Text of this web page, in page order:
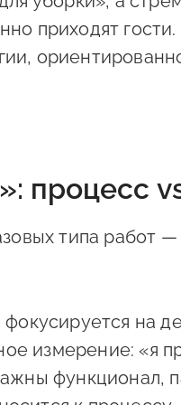
приходят
процесс
типа работ
на
измерение: «я
функционал,